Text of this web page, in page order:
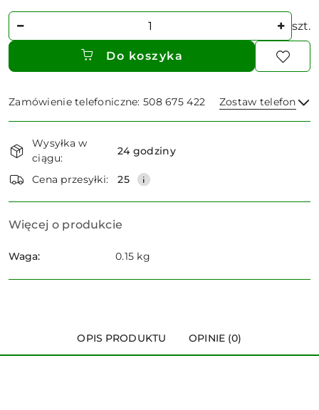
Ilość szt.
Do koszyka
Zamówienie telefoniczne: 508 675 422 Zostaw telefon
i
dostawa
Wysyłka w
ciągu:
24 godziny
Cena przesyłki: 25
Więcej o produkcie
Waga: 0.15 kg
OPIS PRODUKTU OPINIE (0)